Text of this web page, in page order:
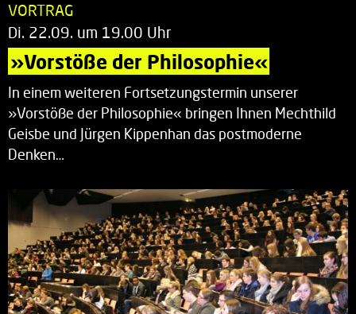
VORTRAG
Di. 22.09. um 19.00 Uhr
»Vorstöße der Philosophie«
In einem weiteren Fortsetzungstermin unserer
»Vorstöße der Philosophie« bringen Ihnen Mechthild
Geisbe und Jürgen Kippenhan das postmoderne
Denken…